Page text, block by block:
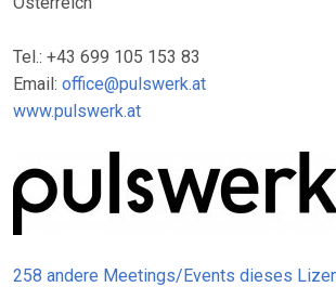
Tel.: +43 699 105 153 83
Email: office@pulswerk.at
www.pulswerk.at
258 andere Meetings/Events dieses